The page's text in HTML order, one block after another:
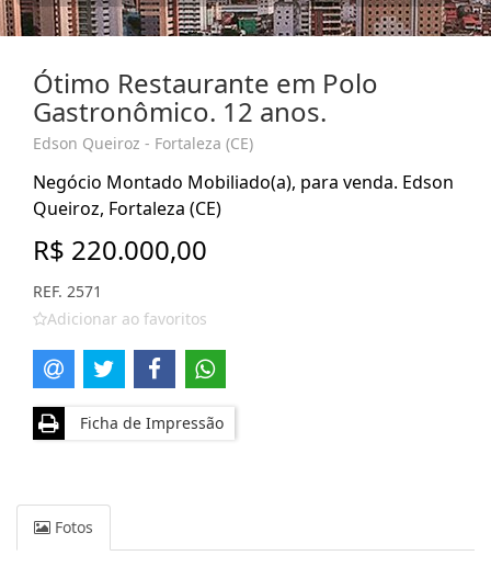
Ótimo Restaurante em Polo
Gastronômico. 12 anos.
Edson Queiroz - Fortaleza (CE)
Negócio Montado Mobiliado(a), para venda. Edson
Queiroz, Fortaleza (CE)
R$ 220.000,00
REF. 2571
Adicionar ao favoritos
Ficha de Impressão
Fotos